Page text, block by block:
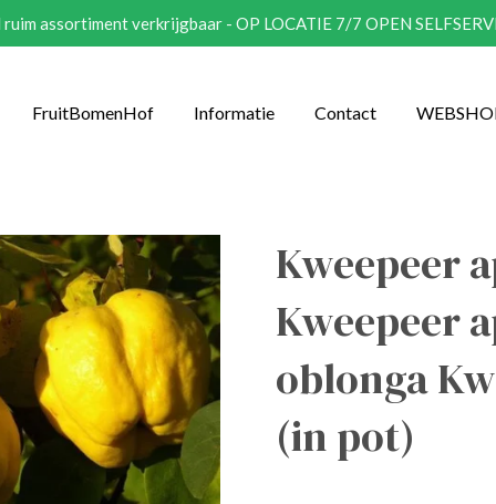
assortiment verkrijgbaar - OP LOCATIE 7/7 OPEN
FruitBomenHof Informatie Contact
Kweepeer
Kweepeer
oblonga
(in pot)